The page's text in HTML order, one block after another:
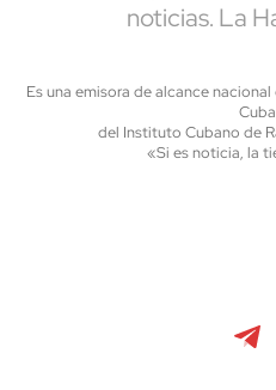
noticias. La
Es una emisora de alcance
del Instituto Cubano de
«Si es noticia, la